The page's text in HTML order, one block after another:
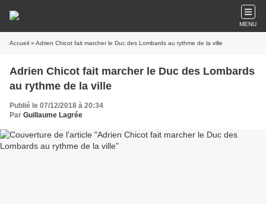
MENU
Accueil » Adrien Chicot fait marcher le Duc des Lombards au rythme de la ville
Adrien Chicot fait marcher le Duc des Lombards
au rythme de la ville
Publié le 07/12/2018 à 20:34
Par Guillaume Lagrée